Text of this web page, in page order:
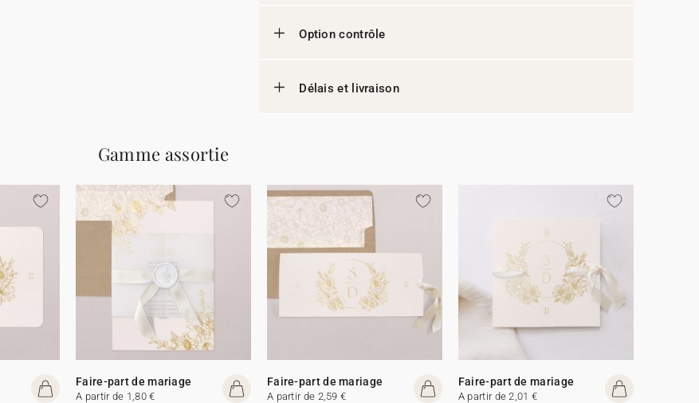
Option contrôle
Délais et livraison
Gamme assortie
Faire-part de mariage
A partir de 1,80 €
Faire-part de mariage
A partir de 2,59 €
Faire-part de mariage
A partir de 2,01 €